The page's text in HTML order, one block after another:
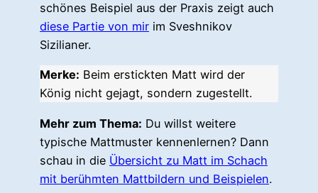
schönes Beispiel aus der Praxis zeigt auch
diese Partie von mir im Sveshnikov
Sizilianer.
Merke: Beim erstickten Matt wird der
König nicht gejagt, sondern zugestellt.
Mehr zum Thema: Du willst weitere
typische Mattmuster kennenlernen? Dann
schau in die Übersicht zu Matt im Schach
mit berühmten Mattbildern und Beispielen.